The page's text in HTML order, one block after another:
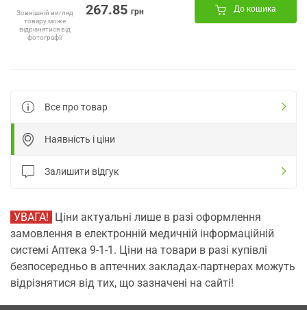
Зовнішній вигляд
товару може
відрізнятися від
фотографії
267.85 грн До кошика
Все про товар
Наявність і ціни
Залишити відгук
УВАГА! Ціни актуальні лише в разі оформлення
замовлення в електронній медичній інформаційній
системі Аптека 9-1-1. Ціни на товари в разі купівлі
безпосередньо в аптечних закладах-партнерах можуть
відрізнятися від тих, що зазначені на сайті!